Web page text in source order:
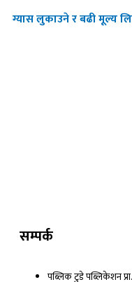
ग्यास लुकाउने र बढी मूल्य
c
सम्पर्क
पब्लिक टुडे पब्लिकेशन